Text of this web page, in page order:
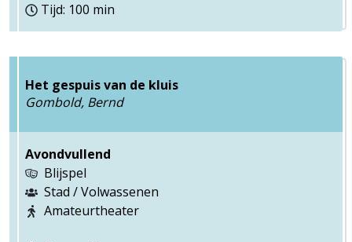
Tijd: 100 min
Het gespuis van de kluis
Gombold, Bernd
Avondvullend
Blijspel
Stad / Volwassenen
Amateurtheater